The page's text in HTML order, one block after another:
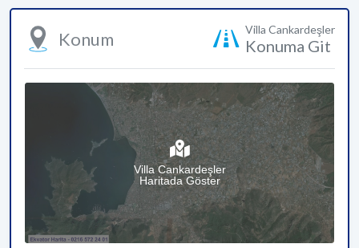
Konum Villa Cankardeşler
Konuma Git
Villa Cankardeşler
Haritada Göster